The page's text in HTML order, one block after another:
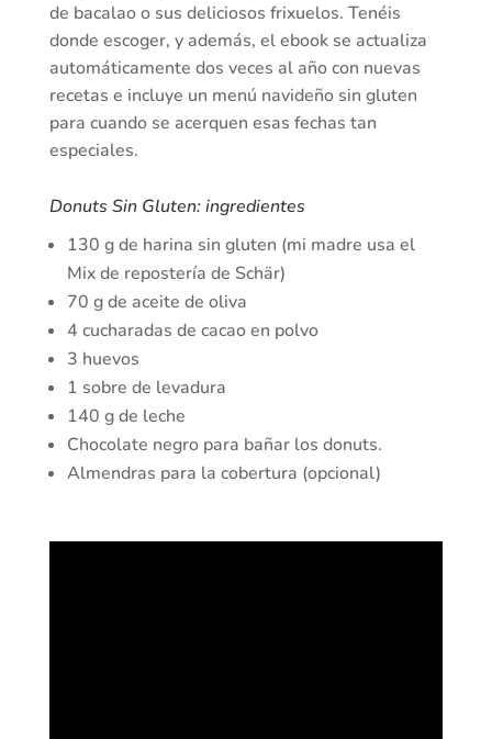
de bacalao o sus deliciosos frixuelos. Tenéis
donde escoger, y además, el ebook se actualiza
automáticamente dos veces al año con nuevas
recetas e incluye un menú navideño sin gluten
para cuando se acerquen esas fechas tan
especiales.
Donuts Sin Gluten: ingredientes
130 g de harina sin gluten (mi madre usa el
Mix de repostería de Schär)
70 g de aceite de oliva
4 cucharadas de cacao en polvo
3 huevos
1 sobre de levadura
140 g de leche
Chocolate negro para bañar los donuts.
Almendras para la cobertura (opcional)